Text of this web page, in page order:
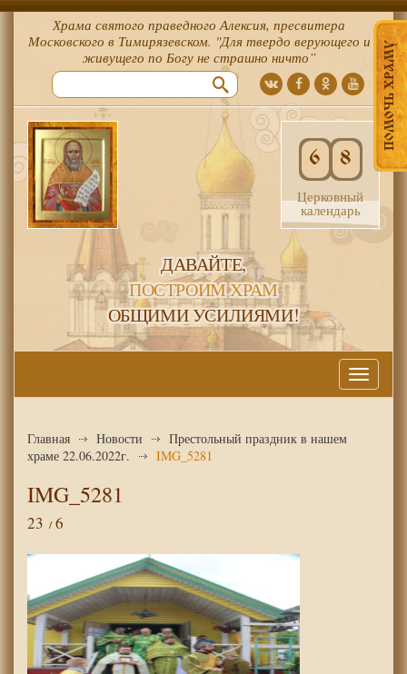
ПОМОЧЬ ХРАМУ
Храма святого праведного Алексия, пресвитера
Московского в Тимирязевском. "Для твердо верующего и
живущего по Богу не страшно ничто”
6 8
Церковный
календарь
ДАВАЙТЕ,
ПОСТРОИМ ХРАМ
ОБЩИМИ УСИЛИЯМИ!
Меню
Главная Новости
Престольный праздник в нашем
храме 22.06.2022г.
IMG_5281
IMG_5281
23 6